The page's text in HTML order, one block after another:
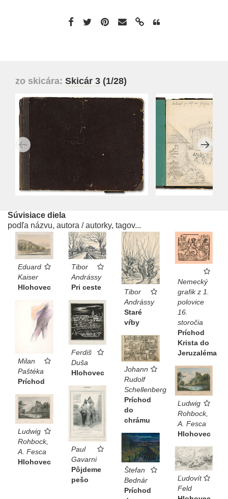
zo skicára: Skicár 3 (1/28)
Súvisiace diela
podľa názvu, autora / autorky, tagov...
Eduard
Kaiser
Hlohovec
Tibor
Andrássy
Pri ceste
Tibor
Andrássy
Staré
vŕby
Nemecký
grafik z 1.
polovice
16.
storočia
Príchod
Krista do
Jeruzaléma
Milan
Paštéka
Príchod
Ferdiš
Duša
Hlohovec
Johann
Rudolf
Schellenberg
Príchod
do
chrámu
Ludwig
Rohbock,
A. Fesca
Hlohovec
Paul
Gavarni
Pôjdeme
pešo
Ludwig
Rohbock,
A. Fesca
Hlohovec
Štefan
Bednár
Príchod
Ľudovít
Feld